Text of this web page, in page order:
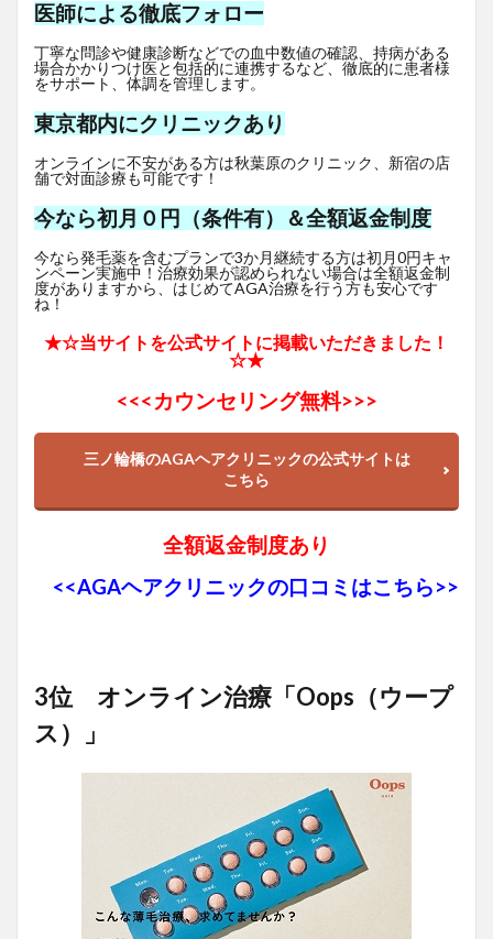
医師による徹底フォロー
丁寧な問診や健康診断などでの血中数値の確認、持病がある
場合かかりつけ医と包括的に連携するなど、徹底的に患者様
をサポート、体調を管理します。
東京都内にクリニックあり
オンラインに不安がある方は秋葉原のクリニック、新宿の店
舗で対面診療も可能です！
今なら初月０円（条件有）＆全額返金制度
今なら発毛薬を含むプランで3か月継続する方は初月0円キャ
ンペーン実施中！治療効果が認められない場合は全額返金制
度がありますから、はじめてAGA治療を行う方も安心です
ね！
★☆当サイトを公式サイトに掲載いただきました！
☆★
<<<カウンセリング無料>>>
三ノ輪橋のAGAヘアクリニックの公式サイトは
こちら
全額返金制度あり
<<AGAヘアクリニックの口コミはこちら>>
3位 オンライン治療「Oops（ウープ
ス）」